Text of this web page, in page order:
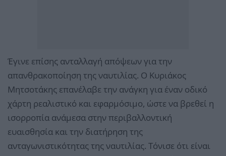
Έγινε επίσης ανταλλαγή απόψεων για την
απανθρακοποίηση της ναυτιλίας. Ο Κυριάκος
Μητσοτάκης επανέλαβε την ανάγκη για έναν οδικό
χάρτη ρεαλιστικό και εφαρμόσιμο, ώστε να βρεθεί η
ισορροπία ανάμεσα στην περιβαλλοντική
ευαισθησία και την διατήρηση της
ανταγωνιστικότητας της ναυτιλίας. Τόνισε ότι είναι